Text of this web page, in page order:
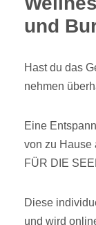
und
Hast du das
nehmen
Eine
von zu Hause
FÜR DIE
Diese
und wird